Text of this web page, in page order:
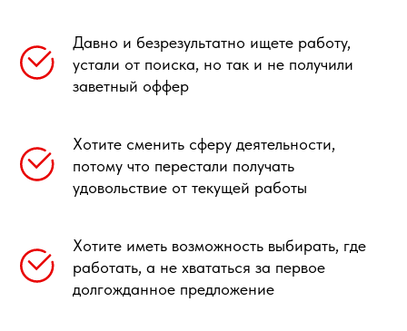
Давно и безрезультатно ищете работу,
устали от поиска, но так и не получили
заветный оффер
Хотите сменить сферу деятельности,
потому что перестали получать
удовольствие от текущей работы
Хотите иметь возможность выбирать, где
работать, а не хвататься за первое
долгожданное предложение